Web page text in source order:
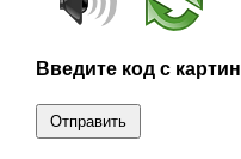
Введите код с
Отправить